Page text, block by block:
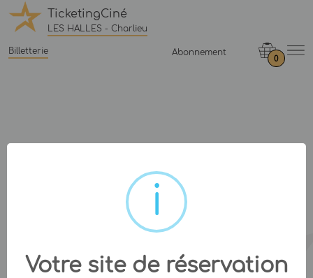
TicketingCiné
LES HALLES - Charlieu
Billetterie Abonnement
0
Votre site de réservation